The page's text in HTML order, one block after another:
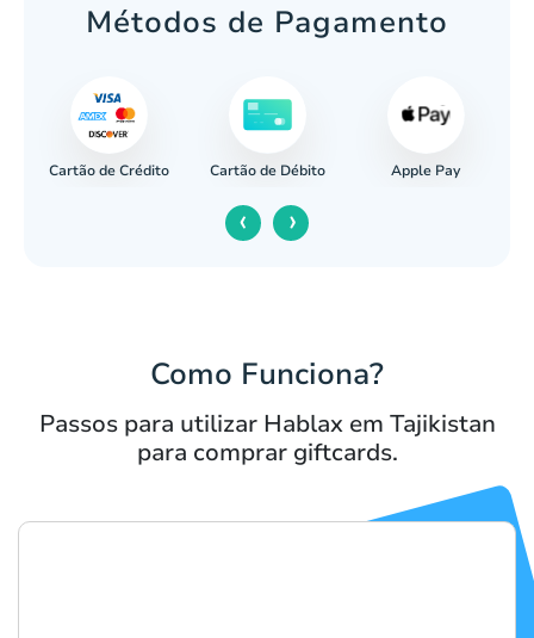
Métodos de Pagamento
Cartão de Crédito Cartão de Débito Apple Pay
‹ ›
Como Funciona?
Passos para utilizar Hablax em Tajikistan
para comprar giftcards.